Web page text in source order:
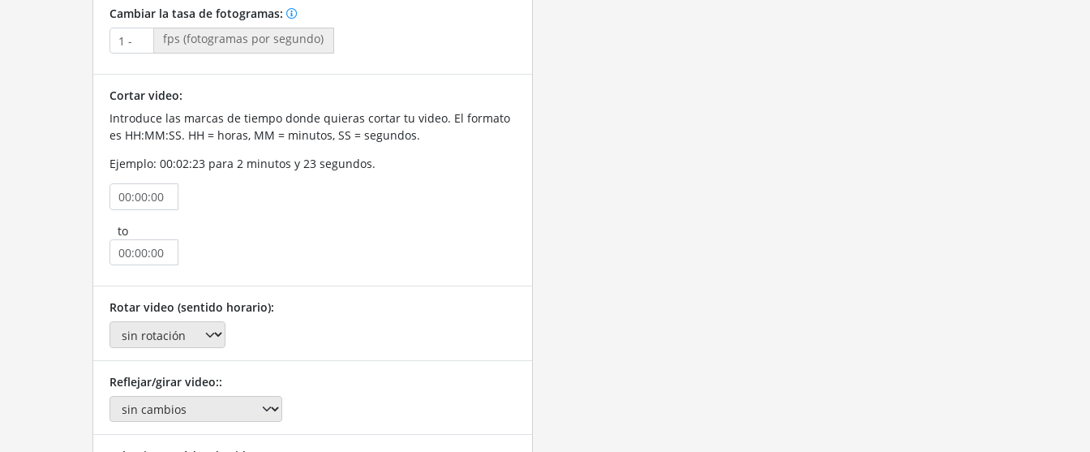
Cambiar la tasa de fotogramas:
fps (fotogramas por segundo)
Cortar video:
Introduce las marcas de tiempo donde quieras cortar tu video. El formato
es HH:MM:SS. HH = horas, MM = minutos, SS = segundos.
Ejemplo: 00:02:23 para 2 minutos y 23 segundos.
to
Rotar video (sentido horario):
Reflejar/girar video::